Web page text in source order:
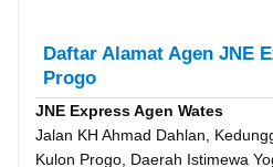
Daftar Alamat Agen JNE
Progo
JNE Express Agen Wates
Jalan KH Ahmad Dahlan,
Kulon Progo, Daerah Istimewa